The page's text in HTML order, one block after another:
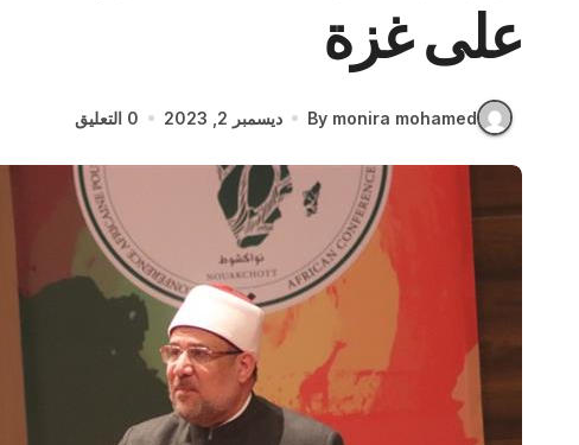
على غزة
By monira mohamed ديسمبر 2, 2023 0 التعليق